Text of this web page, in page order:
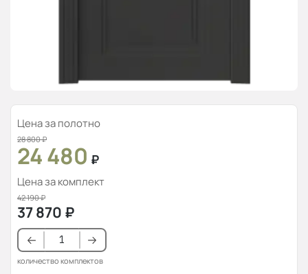
Цена за полотно
28 800₽
24 480 ₽
Цена за комплект
42 190₽
37 870 ₽
количество комплектов